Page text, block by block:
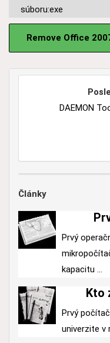
súboru:exe
Remove Office
DAEMON
Články
Prvý
kapacitu ...
Kto
Prvý
univerzite v